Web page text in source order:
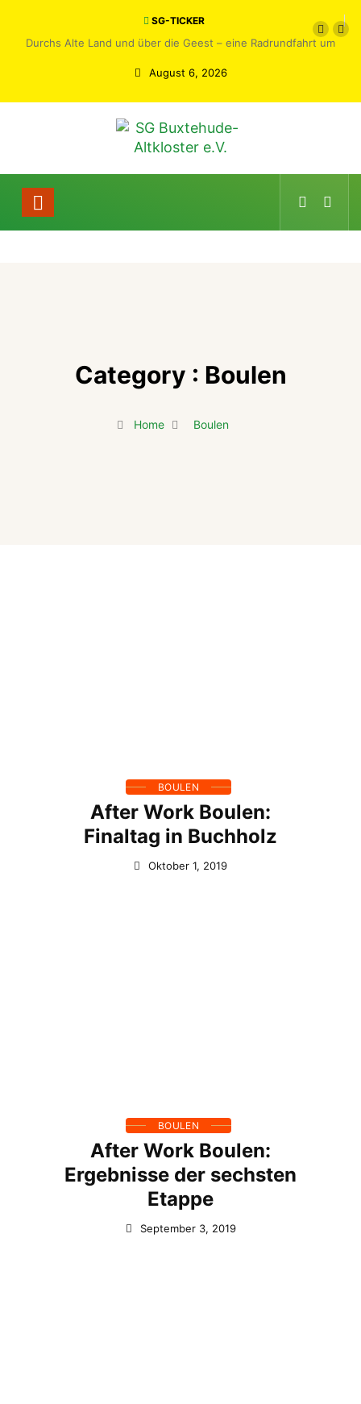
SG-TICKER
Durchs Alte Land und über die Geest – eine Radrundfahrt um
August 6, 2026
Category : Boulen
Home Boulen
BOULEN
After Work Boulen:
Finaltag in Buchholz
Oktober 1, 2019
BOULEN
After Work Boulen:
Ergebnisse der sechsten
Etappe
September 3, 2019